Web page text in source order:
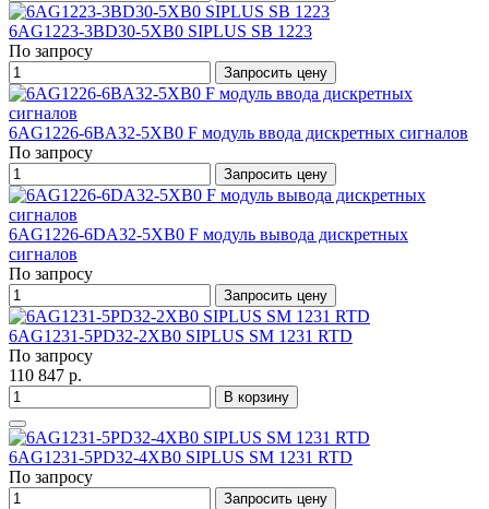
6AG1223-3BD30-5XB0 SIPLUS SB 1223
По запросу
Запросить цену
6AG1226-6BA32-5XB0 F модуль ввода дискретных сигналов
По запросу
Запросить цену
6AG1226-6DA32-5XB0 F модуль вывода дискретных
сигналов
По запросу
Запросить цену
6AG1231-5PD32-2XB0 SIPLUS SM 1231 RTD
По запросу
110 847 р.
В корзину
6AG1231-5PD32-4XB0 SIPLUS SM 1231 RTD
По запросу
Запросить цену